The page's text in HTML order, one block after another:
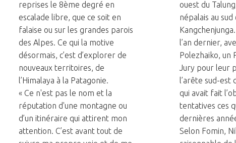
reprises le 8ème degré en
escalade libre, que ce soit en
falaise ou sur les grandes parois
des Alpes. Ce qui la motive
désormais, c’est d’explorer de
nouveaux territoires, de
l’Himalaya à la Patagonie.
« Ce n'est pas le nom et la
réputation d'une montagne ou
d’un itinéraire qui attirent mon
attention. C’est avant tout de
ouest du
népalais au sud
l’an dernier,
Polezhaiko, un
Jury pour leur
l’arête sud-est
qui avait fait
tentatives ces
dernières
Selon Fomin,